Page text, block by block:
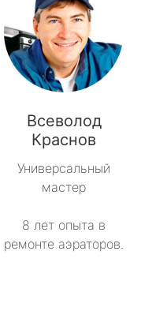
Всеволод
Краснов
Универсальный
мастер
8 лет опыта в
ремонте аэраторов.